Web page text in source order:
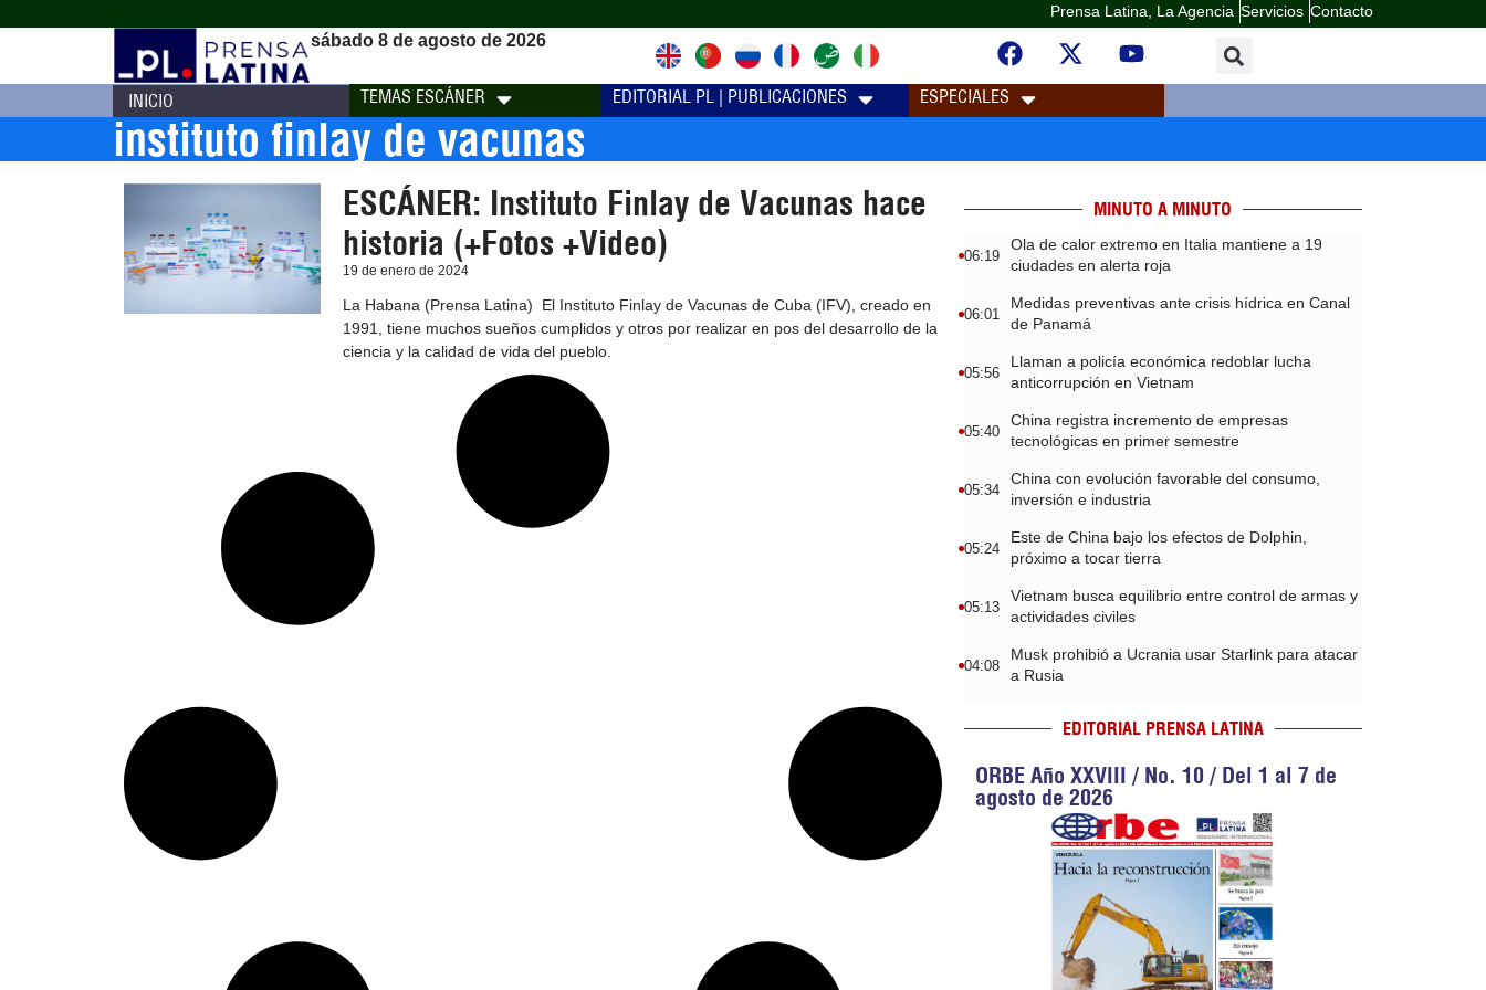
Prensa Latina, La Agencia Servicios Contacto
sábado 8 de agosto de 2026
INICIO TEMAS ESCÁNER EDITORIAL PL | PUBLICACIONES ESPECIALES
instituto finlay de vacunas
ESCÁNER: Instituto Finlay de Vacunas hace
historia (+Fotos +Video)
19 de enero de 2024
La Habana (Prensa Latina) El Instituto Finlay de Vacunas de Cuba (IFV), creado en
1991, tiene muchos sueños cumplidos y otros por realizar en pos del desarrollo de la
ciencia y la calidad de vida del pueblo.
MINUTO A MINUTO
06:19
Ola de calor extremo en Italia mantiene a 19
ciudades en alerta roja
06:01
Medidas preventivas ante crisis hídrica en Canal
de Panamá
05:56
Llaman a policía económica redoblar lucha
anticorrupción en Vietnam
05:40
China registra incremento de empresas
tecnológicas en primer semestre
05:34
China con evolución favorable del consumo,
inversión e industria
05:24
Este de China bajo los efectos de Dolphin,
próximo a tocar tierra
05:13
Vietnam busca equilibrio entre control de armas y
actividades civiles
04:08
Musk prohibió a Ucrania usar Starlink para atacar
a Rusia
EDITORIAL PRENSA LATINA
ORBE Año XXVIII / No. 10 / Del 1 al 7 de
agosto de 2026